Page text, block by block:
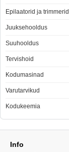
Epilaatorid ja trimmerid
Juuksehooldus
Suuhooldus
Tervishoid
Kodumasinad
Varutarvikud
Kodukeemia
Info